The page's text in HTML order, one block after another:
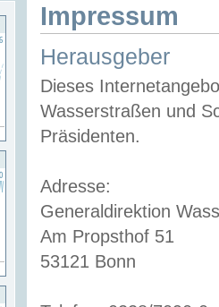
Impressum
Herausgeber
Dieses
Wasserstraßen und
Präsidenten.
Adresse:
Generaldirektion
Am Propsthof 51
53121 Bonn